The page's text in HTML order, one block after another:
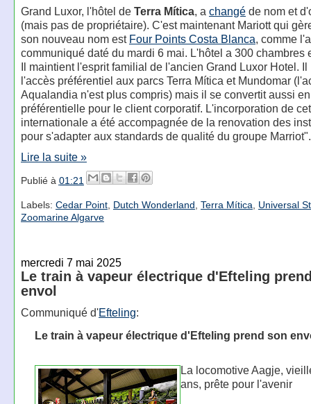
Grand Luxor, l'hôtel de Terra Mítica, a changéde nom et
(mais pas de propriétaire). C'est maintenant Mariott qui
son nouveau nom est Four Points Costa Blanca, comme
communiqué daté du mardi 6 mai. L'hôtel a 300 chambres
Il maintient l'esprit familial de l'ancien Grand Luxor Hotel. Il
l'accès préférentiel aux parcs Terra Mítica et Mundomar
Aqualandia n'est plus compris) mais il se convertit aussi
préférentielle pour le client corporatif. L'incorporation de
internationale a été accompagnée de la renovation des
pour s'adapter aux standards de qualité du groupe Marriot".
Lire la suite »
Publié à 01:21
Labels: Cedar Point, Dutch Wonderland Terra Mítica
Universal
Zoomarine Algarve
mercredi 7 mai 2025
Le train à vapeur électrique d'Efteling
envol
Communiqué d'Efteling:
Le train à vapeur électrique d'Efteling prend son
La locomotive Aagje,
ans, prête pour l'avenir